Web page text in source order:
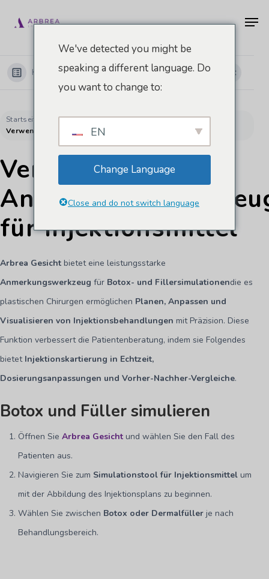
Hauptinhalt
Kategorien anzeigen
Startseite Dokumente
Arbrea-Gesichtsakademie
Verwendung des
für Injektionsmittel
Arbrea Gesicht bietet eine leistungsstarke
Anmerkungswerkzeug für Botox- und Fillersimulationendie es
plastischen Chirurgen ermöglichen Planen, Anpassen und
Visualisieren von Injektionsbehandlungen mit Präzision. Diese
Funktion verbessert die Patientenberatung, indem sie Folgendes
bietet Injektionskartierung in Echtzeit,
Dosierungsanpassungen und Vorher-Nachher-Vergleiche.
Botox und Füller simulieren
Öffnen SieArbrea Gesicht und wählen Sie den Fall des
Patienten aus.
Navigieren Sie zum Simulationstool für Injektionsmittel um
mit der Abbildung des Injektionsplans zu beginnen.
Wählen Sie zwischen Botox oder Dermalfüller je nach
Behandlungsbereich.
We've detected you might be
speaking a different language. Do
you want to change to:
EN
Change Language
Close and do not switch language